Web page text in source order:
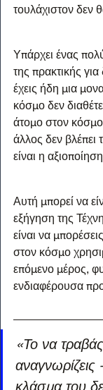
τουλάχιστον δεν
Υπάρχει ένας
της πρακτικής
έχεις ήδη μια
κόσμο δεν
άτομο στον
άλλος δεν βλέπει
είναι η
Αυτή μπορεί να
εξήγηση της
είναι να
στον κόσμο
επόμενο μέρος,
ενδιαφέρουσα
«Το να
κλάσμα του